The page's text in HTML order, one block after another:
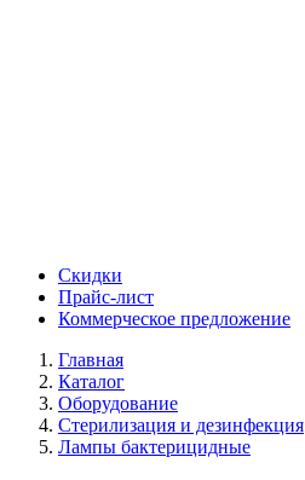
Скидки
Прайс-лист
Коммерческое предложение
Главная
Каталог
Оборудование
Стерилизация и дезинфекция
Лампы бактерицидные